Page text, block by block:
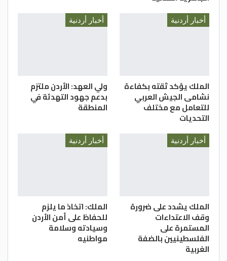
أخبار أردنية
الملك يؤكد ثقته بكفاءة
نشامى الجيش العربي
للتعامل مع مختلف
التحديات
أخبار أردنية
ولي العهد: الأردن ملتزم
بدعم جهود التهدئة في
المنطقة
أخبار أردنية
الملك يشدد على ضرورة
وقف الاعتداءات
المستمرة على
الفلسطينيين بالضفة
الغربية
أخبار أردنية
الملك: اتخاذ ما يلزم
للحفاظ على أمن الأردن
وسيادته وسلامة
مواطنيه